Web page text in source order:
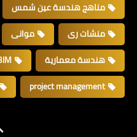
مناهج هندسة عين شمس
منشات رى
موانى
هندسة معمارية
project management